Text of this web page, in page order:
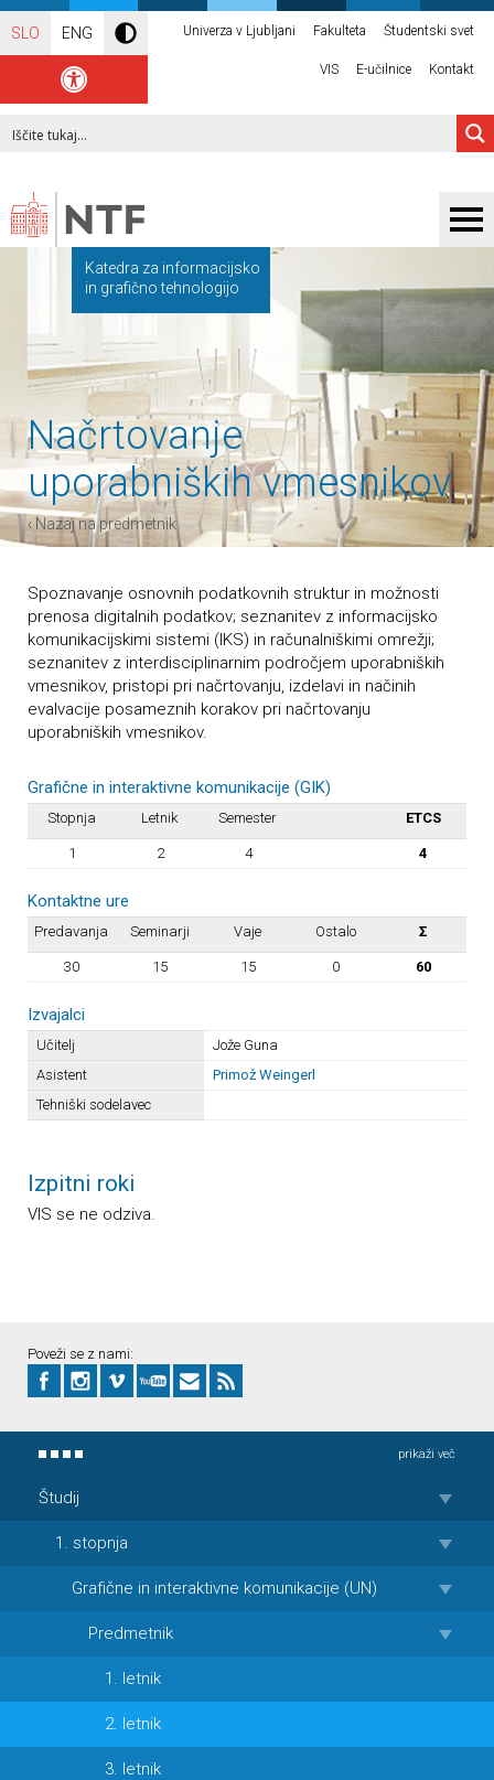
SLO ENG Univerza v Ljubljani Fakulteta Študentski svet
VIS E-učilnice Kontakt
Katedra za informacijsko
in grafično tehnologijo
Načrtovanje
uporabniških vmesnikov
‹ Nazaj na predmetnik
Spoznavanje osnovnih podatkovnih struktur in možnosti
prenosa digitalnih podatkov; seznanitev z informacijsko
komunikacijskimi sistemi (IKS) in računalniškimi omrežji;
seznanitev z interdisciplinarnim področjem uporabniških
vmesnikov, pristopi pri načrtovanju, izdelavi in načinih
evalvacije posameznih korakov pri načrtovanju
uporabniških vmesnikov.
Grafične in interaktivne komunikacije (GIK)
Stopnja Letnik Semester ETCS
1 2 4 4
Kontaktne ure
Predavanja Seminarji Vaje Ostalo Σ
30 15 15 0 60
Izvajalci
Učitelj
Jože Guna
Asistent
Primož Weingerl
Tehniški sodelavec
Izpitni roki
VIS se ne odziva.
Poveži se z nami:
prikaži več
Študij
1. stopnja
Grafične in interaktivne komunikacije (UN)
Predmetnik
1. letnik
2. letnik
3. letnik